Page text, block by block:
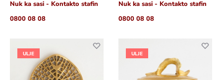
Nuk ka sasi - Kontakto stafin
0800 08 08
Nuk ka sasi - Kontakto stafin
0800 08 08
ULJE ULJE